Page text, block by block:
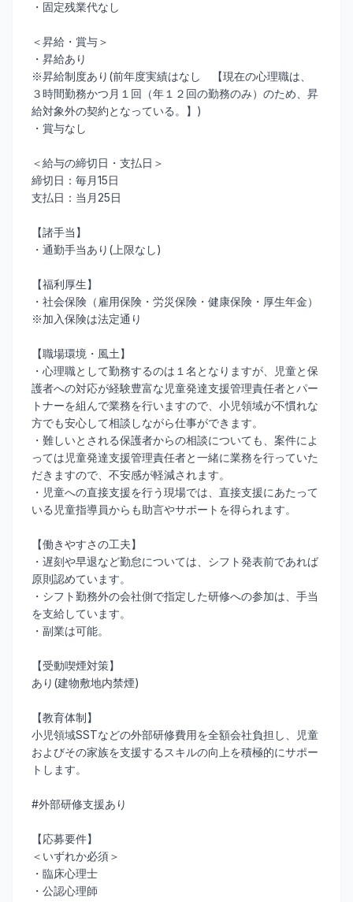
・固定残業代なし
＜昇給・賞与＞
・昇給あり
※昇給制度あり(前年度実績はなし 【現在の心理職は、
３時間勤務かつ月１回（年１２回の勤務のみ）のため、昇
給対象外の契約となっている。】)
・賞与なし
＜給与の締切日・支払日＞
締切日：毎月15日
支払日：当月25日
【諸手当】
・通勤手当あり(上限なし)
【福利厚生】
・社会保険（雇用保険・労災保険・健康保険・厚生年金）
※加入保険は法定通り
【職場環境・風土】
・心理職として勤務するのは１名となりますが、児童と保
護者への対応が経験豊富な児童発達支援管理責任者とパー
トナーを組んで業務を行いますので、小児領域が不慣れな
方でも安心して相談しながら仕事ができます。
・難しいとされる保護者からの相談についても、案件によ
っては児童発達支援管理責任者と一緒に業務を行っていた
だきますので、不安感が軽減されます。
・児童への直接支援を行う現場では、直接支援にあたって
いる児童指導員からも助言やサポートを得られます。
【働きやすさの工夫】
・遅刻や早退など勤怠については、シフト発表前であれば
原則認めています。
・シフト勤務外の会社側で指定した研修への参加は、手当
を支給しています。
・副業は可能。
【受動喫煙対策】
あり(建物敷地内禁煙)
【教育体制】
小児領域SSTなどの外部研修費用を全額会社負担し、児童
およびその家族を支援するスキルの向上を積極的にサポー
トします。
#外部研修支援あり
【応募要件】
＜いずれか必須＞
・臨床心理士
・公認心理師